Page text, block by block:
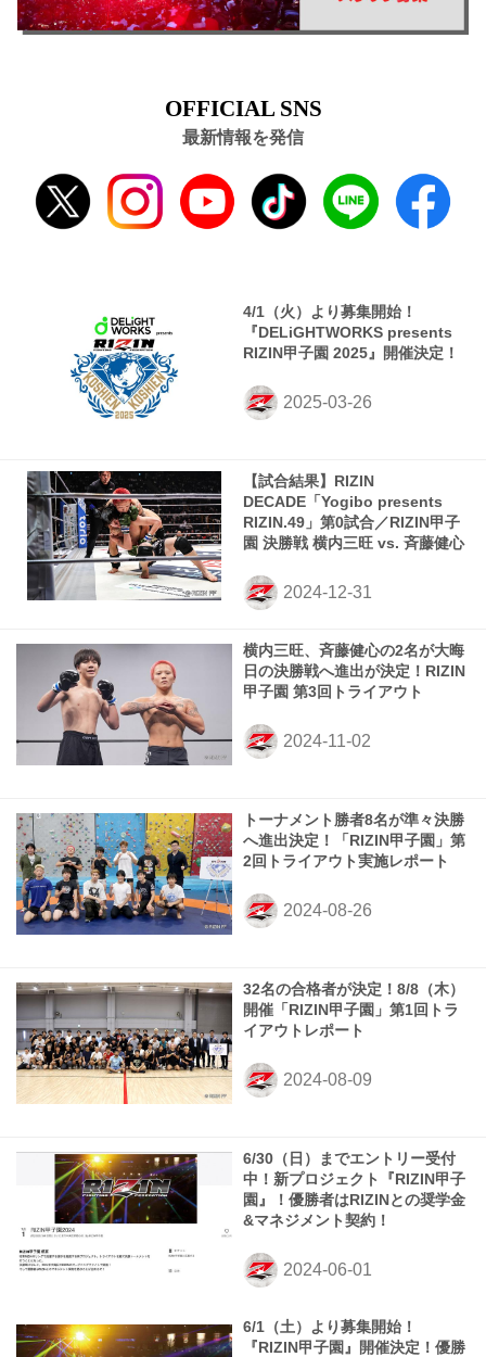
OFFICIAL SNS
最新情報を発信
4/1（火）より募集開始！
『DELiGHTWORKS presents
RIZIN甲子園 2025』開催決定！
【試合結果】RIZIN
DECADE「Yogibo presents
RIZIN.49」第0試合／RIZIN甲子
園 決勝戦 横内三旺 vs. ⻫藤健心
横内三旺、⻫藤健心の2名が大晦
日の決勝戦へ進出が決定！RIZIN
甲子園 第3回トライアウト
トーナメント勝者8名が準々決勝
へ進出決定！「RIZIN甲子園」第
2回トライアウト実施レポート
32名の合格者が決定！8/8（木）
開催「RIZIN甲子園」第1回トラ
イアウトレポート
6/30（日）までエントリー受付
中！新プロジェクト『RIZIN甲子
園』！優勝者はRIZINとの奨学⾦
&マネジメント契約！
6/1（土）より募集開始！
『RIZIN甲子園』開催決定！優勝